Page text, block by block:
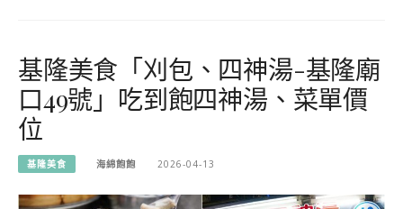
基隆美食「刈包、四神湯-基隆廟
口49號」吃到飽四神湯、菜單價
位
基隆美食 海綿飽飽 2026-04-13